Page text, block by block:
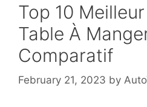
Top 10
Table À
Comparatif
February 21, 2023 by